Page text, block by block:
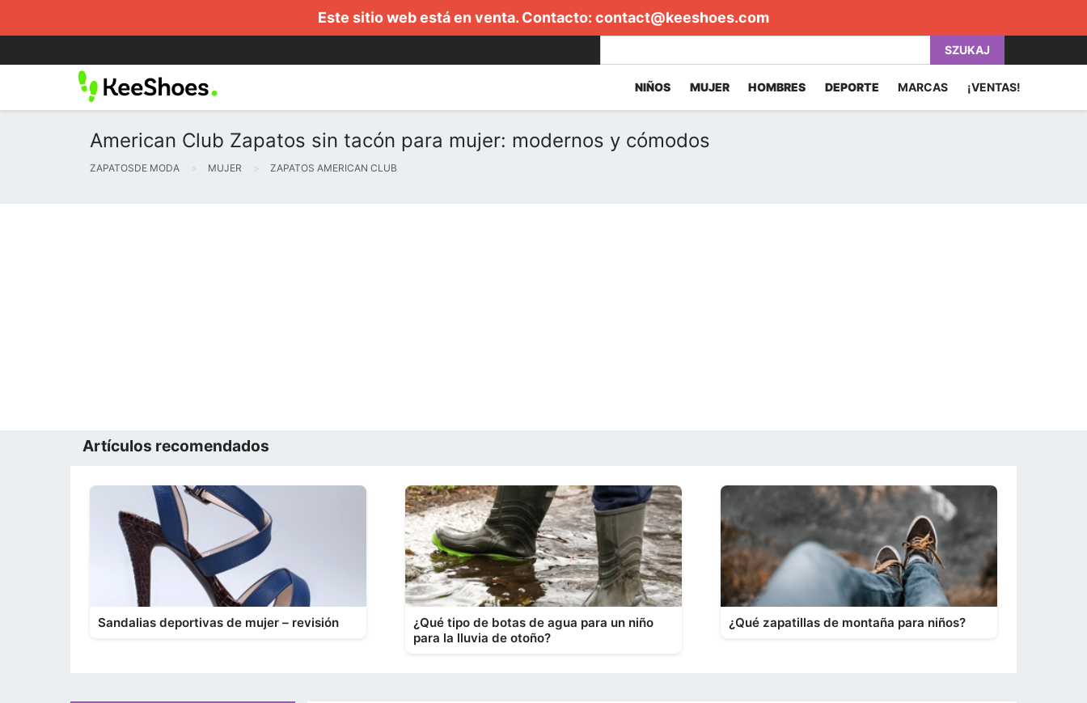
Este sitio web está en venta. Contacto: contact@keeshoes.com
SZUKAJ
NIÑOS MUJER HOMBRES DEPORTE MARCAS ¡VENTAS!
American Club Zapatos sin tacón para mujer: modernos y cómodos
ZAPATOSDE MODA MUJER ZAPATOS AMERICAN CLUB
Artículos recomendados
Sandalias deportivas de mujer – revisión
¿Qué tipo de botas de agua para un niño
para la lluvia de otoño?
¿Qué zapatillas de montaña para niños?